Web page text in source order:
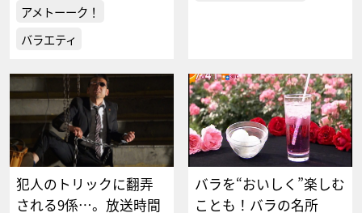
アメトーーク！
バラエティ
犯人のトリックに翻弄
される9係…。放送時間
バラを“おいしく”楽しむ
ことも！バラの名所